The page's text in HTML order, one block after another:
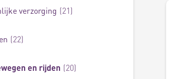
verzorging 21
22
en rijden 20